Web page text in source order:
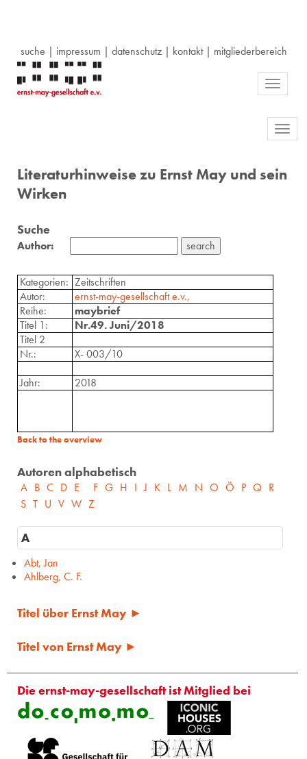
suche | impressum | datenschutz| kontakt| mitgliederbereich
Toggle
Literaturhinweise zu Ernst May und sein
Wirken
Suche
Author:
Kategorien: Zeitschriften
Autor:
ernst-may-gesellschaft e.v.,
Reihe:
maybrief
Titel 1:
Nr.49. Juni/2018
Titel 2
Nr.:
X- 003/10
Jahr:
2018
Back to the overview
Autoren alphabetisch
A B C D E F G H I J K L M N O Ö P Q R
S T U V W Z
A
Abt, Jan
Ahlberg, C. F.
Titel über Ernst May ►
Titel von Ernst May ►
Die ernst-may-gesellschaft ist Mitglied bei